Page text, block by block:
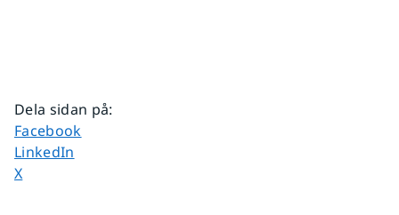
Dela sidan på:
Dela sidan på
Facebook
Dela sidan på
LinkedIn
Dela sidan på
X